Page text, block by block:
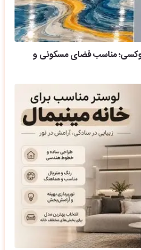
مناسب فضای مسکونی و